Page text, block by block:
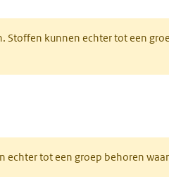
Stoffen kunnen echter tot een
echter tot een groep behoren